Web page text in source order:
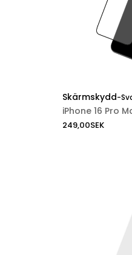
Skärmskydd-
iPhone 16 Pro
249,00SEK